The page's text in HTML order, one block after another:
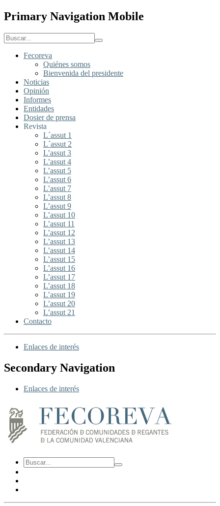
Primary Navigation Mobile
Fecoreva
Quiénes somos
Bienvenida del presidente
Noticias
Opinión
Informes
Entidades
Dosier de prensa
Revista
L´assut 1
L´assut 2
L’assut 3
L’assut 4
L’assut 5
L’assut 6
L’assut 7
L’assut 8
L’assut 9
L’assut 10
L’assut 11
L’assut 12
L’assut 13
L’assut 14
L’assut 15
L’assut 16
L’assut 17
L’assut 18
L’assut 19
L’assut 20
L’assut 21
Contacto
Enlaces de interés
Secondary Navigation
Enlaces de interés